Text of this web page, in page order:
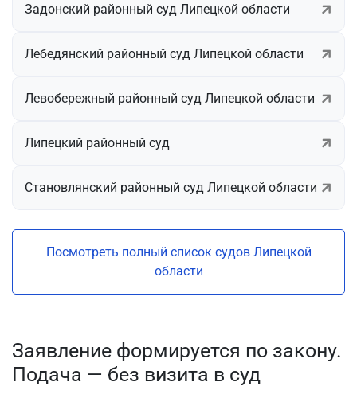
Задонский районный суд Липецкой области
Лебедянский районный суд Липецкой области
Левобережный районный суд Липецкой области
Липецкий районный суд
Становлянский районный суд Липецкой области
Посмотреть полный список судов Липецкой
области
Заявление формируется по закону.
Подача — без визита в суд